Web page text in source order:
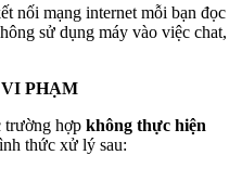
mạng internet mỗi bạn đọc
sử dụng máy vào việc chat,
PHẠM
trường hợp không thực hiện
thức xử lý sau: